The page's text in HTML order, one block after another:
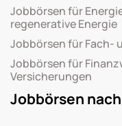
Jobbörsen für
regenerative Energie
Jobbörsen für Fach-
Jobbörsen für
Versicherungen
Jobbörsen